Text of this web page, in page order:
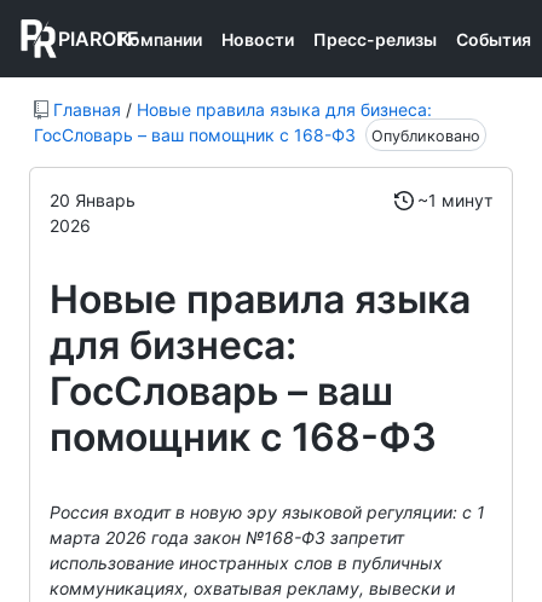
PIAROFFКомпании Новости Пресс-релизы События
Главная / Новые правила языка для бизнеса:
ГосСловарь – ваш помощник с 168-ФЗ
Опубликовано
20 Январь
2026
~1 минут
Новые правила языка
для бизнеса:
ГосСловарь – ваш
помощник с 168-ФЗ
Россия входит в новую эру языковой регуляции: с 1
марта 2026 года закон №168-ФЗ запретит
использование иностранных слов в публичных
коммуникациях, охватывая рекламу, вывески и